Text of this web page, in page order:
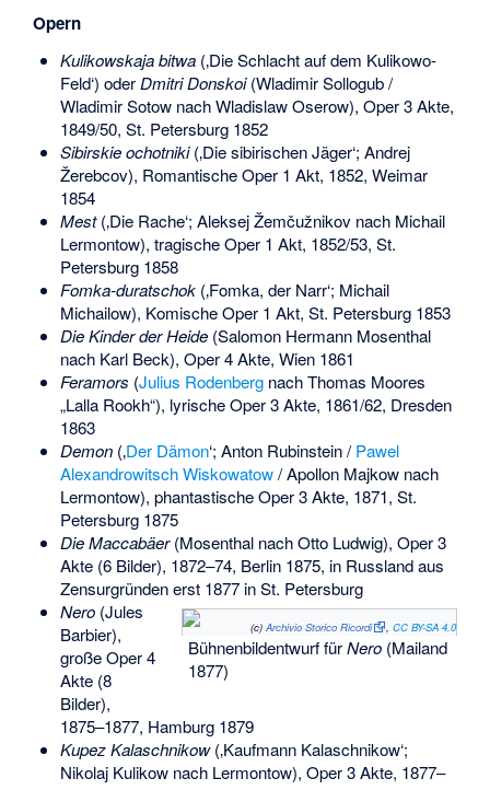
Opern
Kulikowskaja bitwa(‚DieSchlacht auf dem Kulikowo-
Feld‘) oderDmitri Donskoi(Wladimir Sollogub/
Wladimir Sotow nach Wladislaw Oserow), Oper 3 Akte,
1849/50, St. Petersburg 1852
Sibirskie ochotniki(‚Die sibirischen Jäger‘; Andrej
Žerebcov), Romantische Oper 1 Akt, 1852, Weimar
1854
Mest(‚Die Rache‘; Aleksej Žemčužnikov nach Michail
Lermontow), tragische Oper 1 Akt, 1852/53, St.
Petersburg 1858
Fomka-duratschok(‚Fomka, der Narr‘; Michail
Michailow), Komische Oper 1 Akt, St. Petersburg 1853
Die Kinder der Heide(Salomon Hermann Mosenthal
nach Karl Beck), Oper 4 Akte, Wien 1861
Feramors (Julius RodenbergnachThomas Moores
„Lalla Rookh“), lyrische Oper 3 Akte, 1861/62, Dresden
1863
Demon(‚Der Dämon‘; Anton Rubinstein /Pawel
Alexandrowitsch Wiskowatow/ Apollon Majkow nach
Lermontow), phantastische Oper 3 Akte, 1871, St.
Petersburg 1875
Die Maccabäer(Mosenthal nach Otto Ludwig), Oper 3
Akte (6 Bilder), 1872–74, Berlin 1875, in Russland aus
Zensurgründen erst 1877 in St. Petersburg
(c) Archivio Storico Ricordi , CC BY-SA 4.0
Bühnenbildentwurf fürNero(Mailand
1877)
Nero(Jules
Barbier),
große Oper 4
Akte (8
Bilder),
1875–1877, Hamburg 1879
Kupez Kalaschnikow(‚Kaufmann Kalaschnikow‘;
Nikolaj Kulikow nach Lermontow), Oper 3 Akte, 1877–